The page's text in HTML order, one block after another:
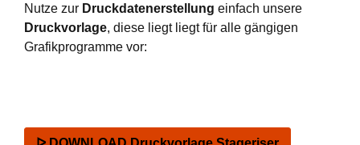
Nutze zur Druckdatenerstellung einfach unsere
Druckvorlage, diese liegt liegt für alle gängigen
Grafikprogramme vor: